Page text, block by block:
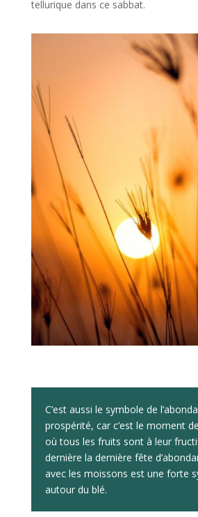
tellurique dans ce sabbat.
C’est aussi le symbole de
prospérité, car c’est le moment
où tous les fruits sont à leur
dernière la dernière fête
avec les moissons est une forte
autour du blé.